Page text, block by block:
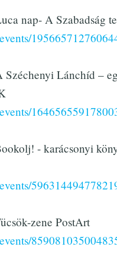
nap- A Szabadság
Lánchíd –
- karácsonyi
zene PostArt